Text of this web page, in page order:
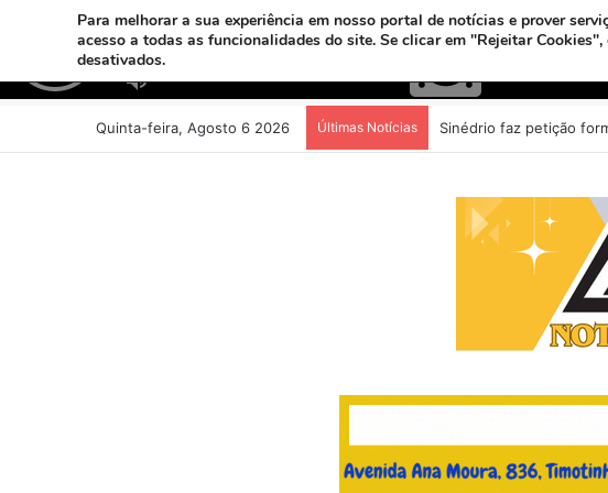
Quinta-feira, Agosto 6 2026 Últimas Notícias
Para melhorar a sua experiência em nosso portal de notícias e prover
acesso a todas as funcionalidades do site. Se clicar em "Rejeitar
desativados.